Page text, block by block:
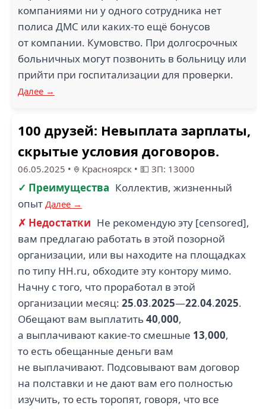
компаниями ни у одного сотрудника нет
полиса ДМС или каких-то ещё бонусов
от компании. Кумовство. При долгосрочных
больничных могут позвонить в больницу или
прийти при госпитализации для проверки.
Далее →
100 друзей: Невыплата зарплаты,
скрытые условия договоров.
06.05.2025 • Красноярск • 💵 ЗП: 13000
✓ Преимущества Коллектив, жизненный
опыт Далее →
✗ Недостатки Не рекомендую эту [censored],
вам предлагаю работать в этой позорной
организации, или вы находите на площадках
по типу HH.ru, обходите эту контору мимо.
Начну с того, что проработал в этой
организации месяц: 25.03.2025—22.04.2025.
Обещают вам выплатить40,000,
а выплачивают какие-то смешные 13,000,
то есть обещанные деньги вам
не выплачивают. Подсовывают вам договор
на полставки и не дают вам его полностью
изучить, то есть торопят, говоря, что все